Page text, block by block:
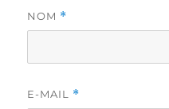
NOM *
E-MAIL *